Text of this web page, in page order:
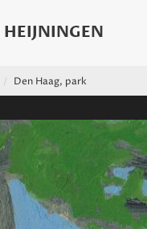
Den Haag, park